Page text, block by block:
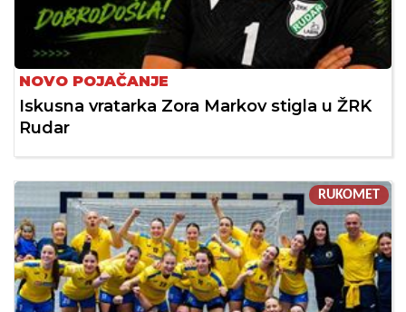
NOVO POJAČANJE
Iskusna vratarka Zora Markov stigla u ŽRK
Rudar
RUKOMET